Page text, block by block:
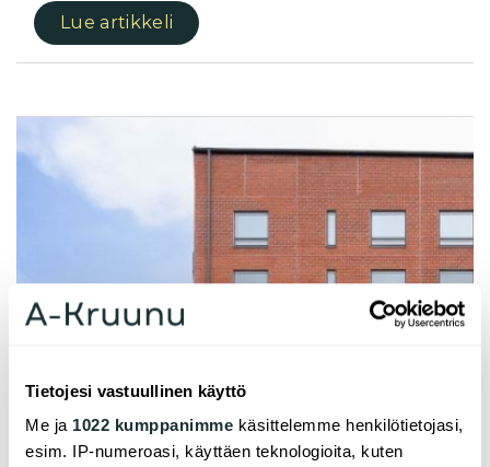
Tietojesi vastuullinen käyttö
Me ja 1022 kumppanimme käsittelemme henkilötietojasi,
esim. IP-numeroasi, käyttäen teknologioita, kuten
Lue artikkeli